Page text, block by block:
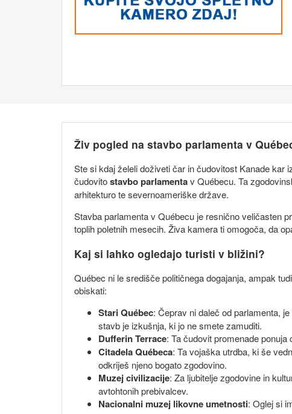
Živ pogled na stavbo parlamenta v
Ste si kdaj želeli doživeti čar in čudovitost Kanade
čudovitostavbo parlamentav Québecu. Ta
arhitekturo te severnoameriške države.
Stavba parlamenta v Québecu je resnično veličasten
toplih poletnih mesecih. Živa kamera ti omogoča, da
Kaj si lahko ogledajo turisti v bližini?
Québec ni le središče političnega dogajanja, ampak
obiskati:
Stari Québec: Čeprav ni daleč od parlamenta,
stavb je izkušnja, ki jo ne smete zamuditi.
Dufferin Terrace: Ta čudovit promenade
Citadela Québeca: Ta vojaška utrdba, ki še
odkriješ njeno bogato zgodovino.
Muzej civilizacije: Za ljubitelje zgodovine in
avtohtonih prebivalcev.
Nacionalni muzej likovne umetnosti: Oglej si